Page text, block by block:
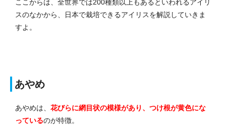
ここからは、全世界では200種類以上もあるといわれるアイリ
スのなかから、日本で栽培できるアイリスを解説していきま
すよ。
あやめ
あやめは、 花びらに網目状の模様があり、つけ根が黄色にな
っているのが特徴。